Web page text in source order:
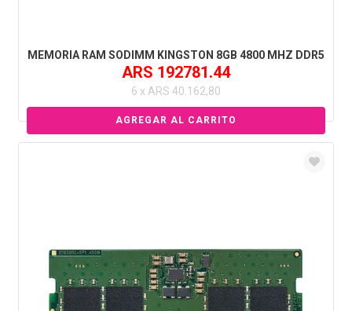
MEMORIA RAM SODIMM KINGSTON 8GB 4800 MHZ DDR5
ARS 192781.44
6 x ARS 40.162,80